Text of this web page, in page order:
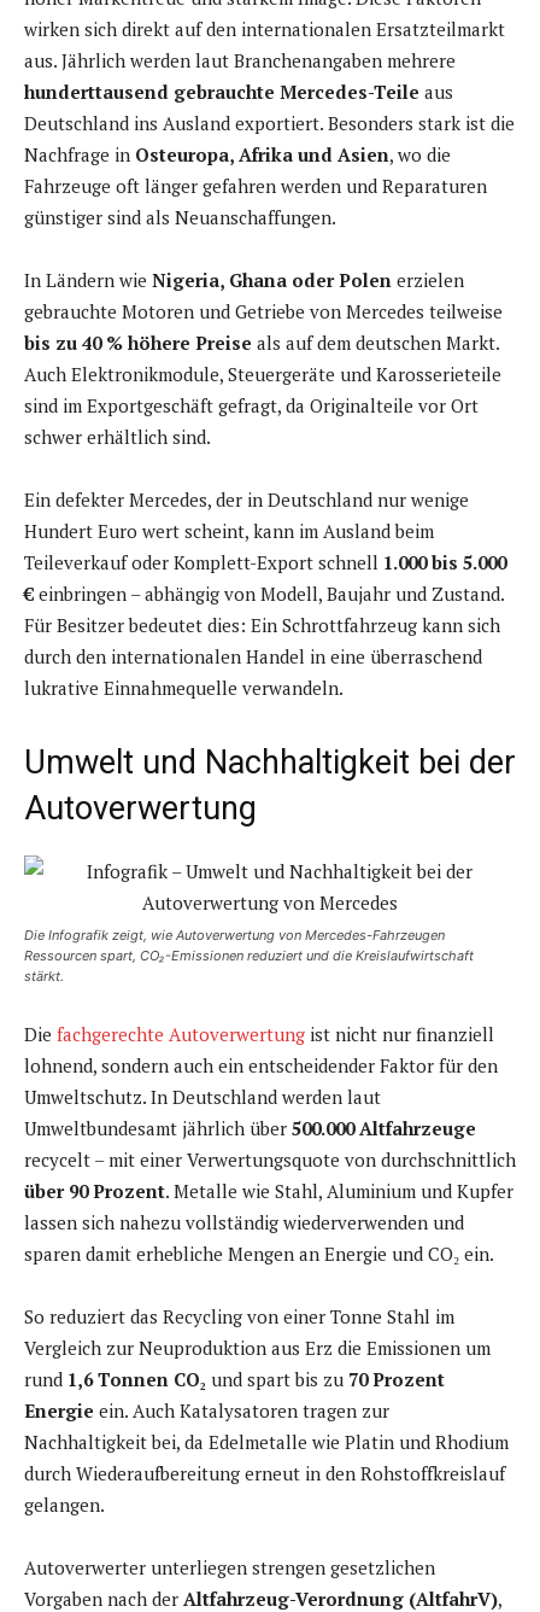
wirken sich direkt auf den internationalen Ersatzteilmarkt
aus. Jährlich werden laut Branchenangaben mehrere
hunderttausend gebrauchte Mercedes-Teile aus
Deutschland ins Ausland exportiert. Besonders stark ist die
Nachfrage in Osteuropa, Afrika und Asien, wo die
Fahrzeuge oft länger gefahren werden und Reparaturen
günstiger sind als Neuanschaffungen.
In Ländern wie Nigeria, Ghana oder Polen erzielen
gebrauchte Motoren und Getriebe von Mercedes teilweise
bis zu 40 % höhere Preise als auf dem deutschen Markt.
Auch Elektronikmodule, Steuergeräte und Karosserieteile
sind im Exportgeschäft gefragt, da Originalteile vor Ort
schwer erhältlich sind.
Ein defekter Mercedes, der in Deutschland nur wenige
Hundert Euro wert scheint, kann im Ausland beim
Teileverkauf oder Komplett-Export schnell 1.000 bis 5.000
€ einbringen – abhängig von Modell, Baujahr und Zustand.
Für Besitzer bedeutet dies: Ein Schrottfahrzeug kann sich
durch den internationalen Handel in eine überraschend
lukrative Einnahmequelle verwandeln.
Umwelt und Nachhaltigkeit bei der
Autoverwertung
Die Infografik zeigt, wie Autoverwertung von Mercedes-Fahrzeugen
Ressourcen spart, CO₂-Emissionen reduziert und die Kreislaufwirtschaft
stärkt.
Die fachgerechte Autoverwertung ist nicht nur finanziell
lohnend, sondern auch ein entscheidender Faktor für den
Umweltschutz. In Deutschland werden laut
Umweltbundesamt jährlich über 500.000 Altfahrzeuge
recycelt – mit einer Verwertungsquote von durchschnittlich
über 90 Prozent. Metalle wie Stahl, Aluminium und Kupfer
lassen sich nahezu vollständig wiederverwenden und
sparen damit erhebliche Mengen an Energie und CO₂ ein.
So reduziert das Recycling von einer Tonne Stahl im
Vergleich zur Neuproduktion aus Erz die Emissionen um
rund 1,6 Tonnen CO₂ und spart bis zu 70 Prozent
Energie ein. Auch Katalysatoren tragen zur
Nachhaltigkeit bei, da Edelmetalle wie Platin und Rhodium
durch Wiederaufbereitung erneut in den Rohstoffkreislauf
gelangen.
Autoverwerter unterliegen strengen gesetzlichen
Vorgaben nach der Altfahrzeug-Verordnung (AltfahrV),